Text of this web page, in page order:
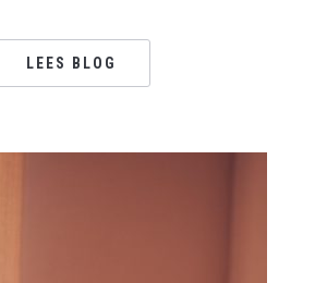
LEES BLOG